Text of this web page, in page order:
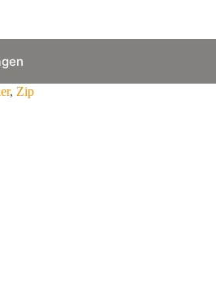
, Zip